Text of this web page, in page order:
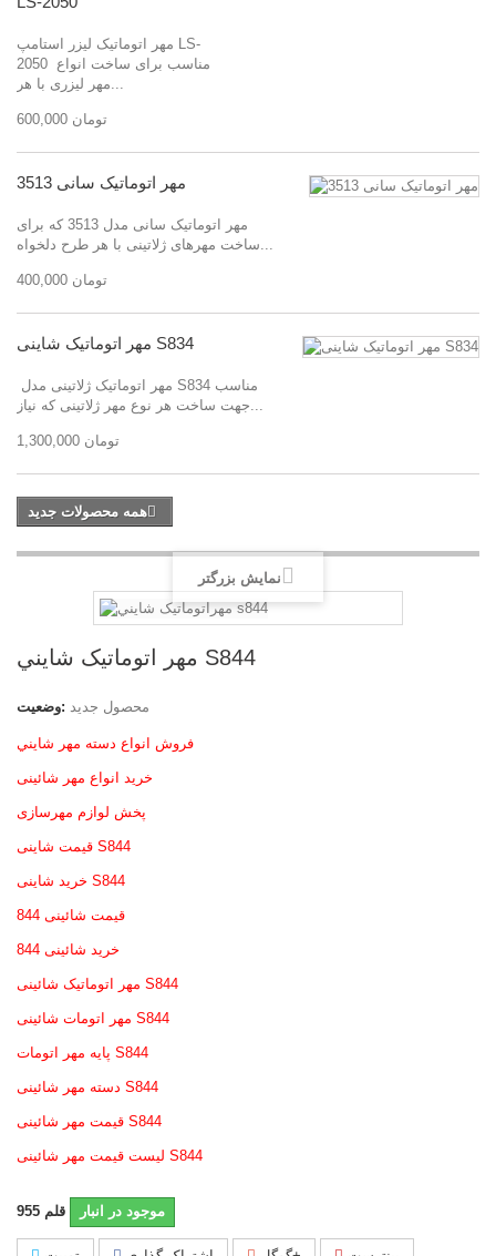
مهر اتوماتیک لیزر استامپ LS-
2050 مناسب برای ساخت انواع
مهر لیزری با هر...
600,000 تومان
مهر اتوماتیک سانی 3513
مهر اتوماتیک سانی مدل 3513 که برای
ساخت مهرهای ژلاتینی با هر طرح دلخواه...
400,000 تومان
مهر اتوماتیک شاینی S834
جهت ساخت هر نوع مهر ژلاتینی که نیاز...
1,300,000 تومان
همه محصولات جدید
نمایش بزرگتر
مهر اتوماتیک شايني S844
وضعیت: محصول جدید
فروش انواع دسته مهر شايني
خرید انواع مهر شائینی
پخش لوازم مهرسازی
قیمت شاینی S844
خرید شاینی S844
قیمت شائینی 844
خرید شائینی 844
مهر اتوماتیک شائینی S844
مهر اتومات شائینی S844
پایه مهر اتومات S844
دسته مهر شائینی S844
قیمت مهر شائینی S844
لیست قیمت مهر شائینی S844
955 قلم موجود در انبار